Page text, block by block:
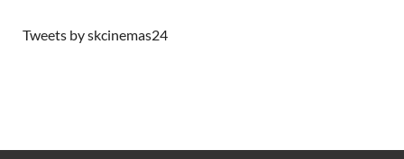
Tweets by skcinemas24